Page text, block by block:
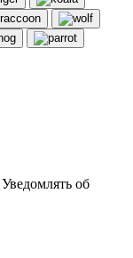
Уведомлять об